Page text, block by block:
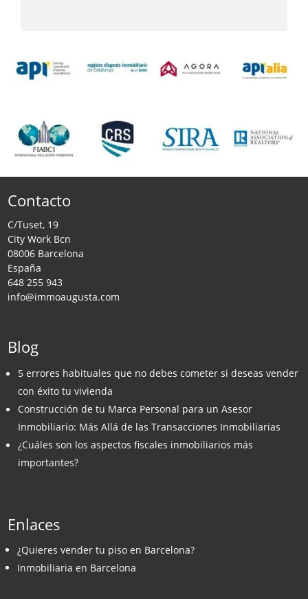
Contacto
C/Tuset, 19
City Work Bcn
08006 Barcelona
España
648 255 943
info@immoaugusta.com
Blog
5 errores habituales que no debes cometer si deseas vender
con éxito tu vivienda
Construcción de tu Marca Personal para un Asesor
Inmobiliario: Más Allá de las Transacciones Inmobiliarias
¿Cuáles son los aspectos fiscales inmobiliarios más
importantes?
Enlaces
¿Quieres vender tu piso en Barcelona?
Inmobiliaria en Barcelona